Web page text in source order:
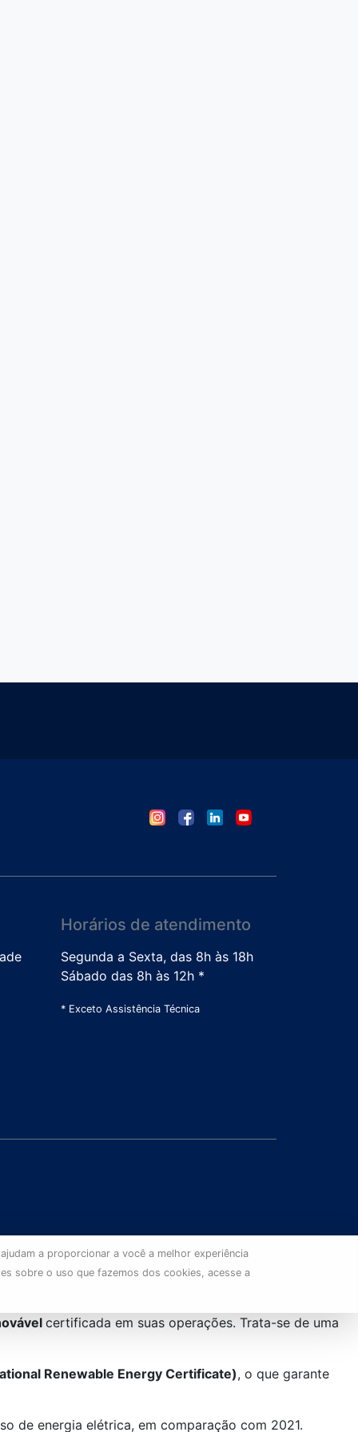
Horários de atendimento
Segunda a Sexta, das 8h às 18h
Sábado das 8h às 12h *
* Exceto Assistência Técnica
a proporcionar a você a melhor experiência
sobre o uso que fazemos dos cookies, acesse a
certificada em suas operações. Trata-se de uma
Renewable Energy Certificate), o que garante
de energia elétrica, em comparação com 2021.